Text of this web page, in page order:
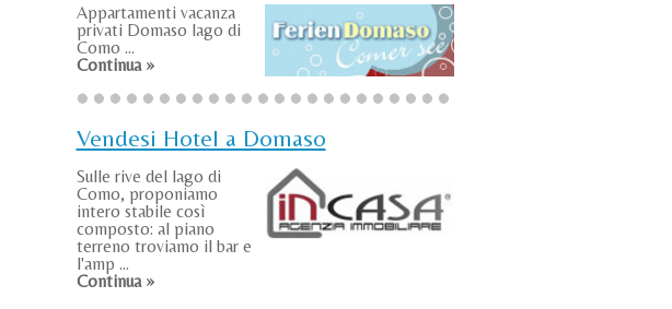
Appartamenti vacanza
privati Domaso lago di
Como ...
Continua »
Vendesi Hotel a Domaso
Sulle rive del lago di
Como, proponiamo
intero stabile così
composto: al piano
terreno troviamo il bar e
l'amp ...
Continua »